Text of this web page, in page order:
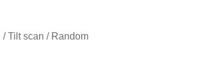
Tilt scan / Random